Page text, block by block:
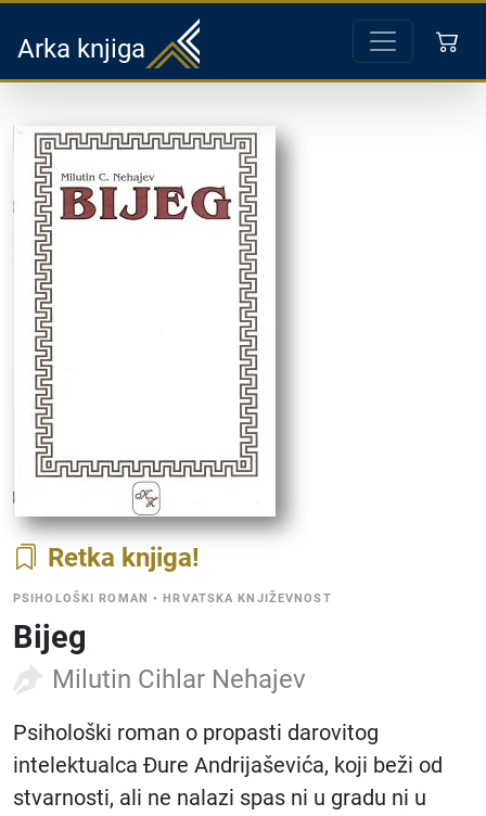
Arka knjiga
Retka knjiga
PSIHOLOŠKI ROMAN •HRVATSKA KNJIŽEVNOST
Bijeg
Milutin Cihlar Nehajev
Psihološki roman o propasti darovitog
intelektualca Đure Andrijaševića, koji beži od
stvarnosti, ali ne nalazi spas ni u gradu ni u